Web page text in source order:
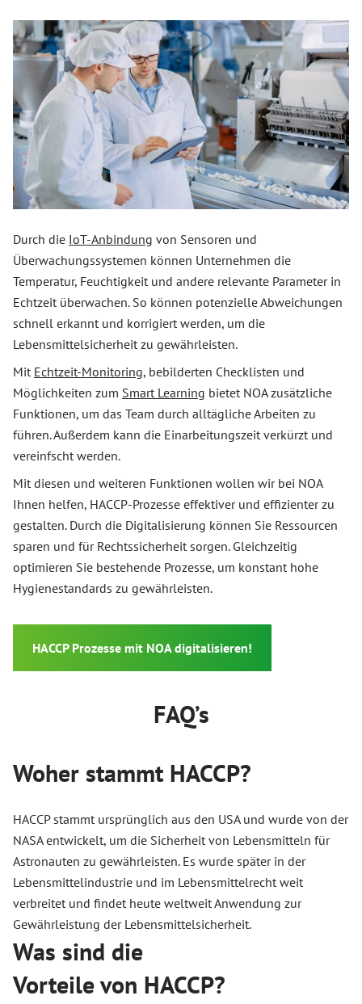
Durch die IoT-Anbindung von Sensoren und
Überwachungssystemen können Unternehmen die
Temperatur, Feuchtigkeit und andere relevante Parameter in
Echtzeit überwachen. So können potenzielle Abweichungen
schnell erkannt und korrigiert werden, um die
Lebensmittelsicherheit zu gewährleisten.
Mit Echtzeit-Monitoring, bebilderten Checklisten und
Möglichkeiten zum Smart Learning bietet NOA zusätzliche
Funktionen, um das Team durch alltägliche Arbeiten zu
führen. Außerdem kann die Einarbeitungszeit verkürzt und
vereinfscht werden.
Mit diesen und weiteren Funktionen wollen wir bei NOA
Ihnen helfen, HACCP-Prozesse effektiver und effizienter zu
gestalten. Durch die Digitalisierung können Sie Ressourcen
sparen und für Rechtssicherheit sorgen. Gleichzeitig
optimieren Sie bestehende Prozesse, um konstant hohe
Hygienestandards zu gewährleisten.
HACCP Prozesse mit NOA digitalisieren!
FAQ’s
Was sind die
Vorteile von HACCP?
Woher stammt HACCP?
HACCP stammt ursprünglich aus den USA und wurde von der
NASA entwickelt, um die Sicherheit von Lebensmitteln für
Astronauten zu gewährleisten. Es wurde später in der
Lebensmittelindustrie und im Lebensmittelrecht weit
verbreitet und findet heute weltweit Anwendung zur
Gewährleistung der Lebensmittelsicherheit.